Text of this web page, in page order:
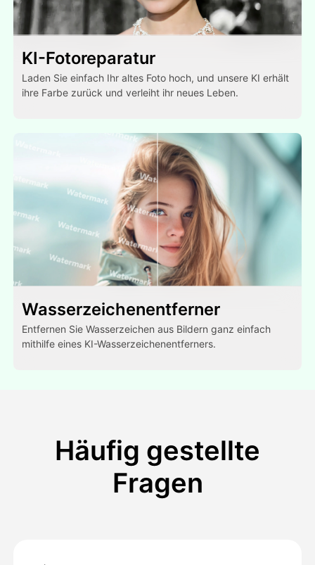
KI-Fotoreparatur
Laden Sie einfach Ihr altes Foto hoch, und unsere KI erhält
ihre Farbe zurück und verleiht ihr neues Leben.
Wasserzeichenentferner
Entfernen Sie Wasserzeichen aus Bildern ganz einfach
mithilfe eines KI-Wasserzeichenentferners.
Häufig gestellte
Fragen